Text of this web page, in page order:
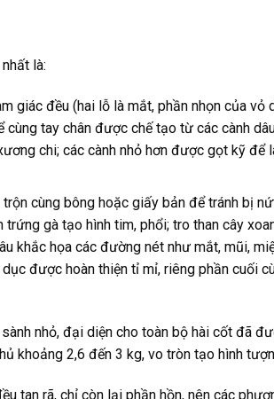
là:
giác đều (hai lỗ là mắt, phần nhọn của vỏ
tay chân được chế tạo từ các cành
chi; các cành nhỏ hơn được gọt kỹ để
cùng bông hoặc giấy bản để tránh bị
gà tạo hình tim, phổi; tro than cây
khắc họa các đường nét như mắt, mũi,
được hoàn thiện tỉ mỉ, riêng phần cuối
nhỏ, đại diện cho toàn bộ hài cốt đã
khoảng 2,6 đến 3 kg, vo tròn tạo hình
tan rã, chỉ còn lại phần hồn, nên các